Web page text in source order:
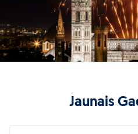
Jaunais